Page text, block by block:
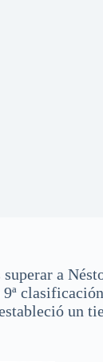
a
un